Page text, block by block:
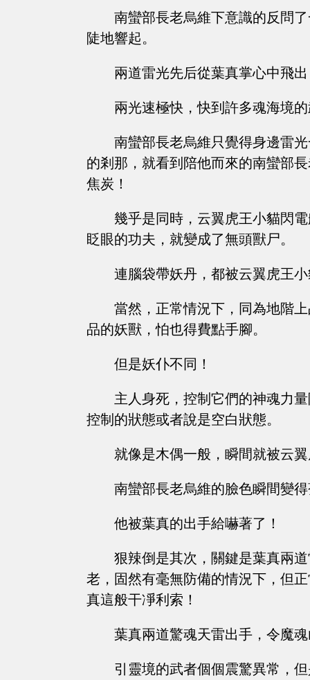
南蠻部長老烏維下意識的反問
陡地響起。
兩道雷光先后從葉真掌心中飛
兩光速極快，快到許多魂海境
南蠻部長老烏維只覺得身邊雷
的剎那，就看到陪他而來的南蠻部
焦炭！
幾乎是同時，云翼虎王小貓閃
眨眼的功夫，就變成了無頭獸尸。
連腦袋帶妖丹，都被云翼虎王
當然，正常情況下，同為地階
品的妖獸，怕也得費點手腳。
但是妖仆不同！
主人身死，控制它們的神魂力
控制的狀態或者說是空白狀態。
就像是木偶一般，瞬間就被云
南蠻部長老烏維的臉色瞬間變
他被葉真的出手給嚇著了！
狠辣倒是其次，關鍵是葉真兩
老，固然有毫無防備的情況下，但
真這般干凈利索！
葉真兩道驚魂天雷出手，令魔
引靈境的武者個個震驚異常，